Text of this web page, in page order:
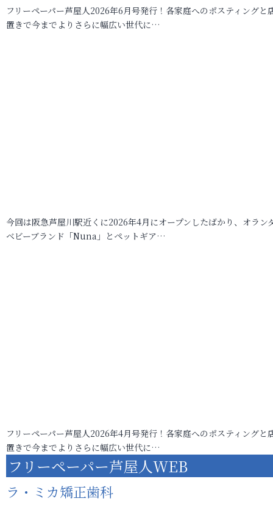
フリーペーパー芦屋人2026年6月号発行！各家庭へのポスティングと
置きで今までよりさらに幅広い世代に…
今回は阪急芦屋川駅近くに2026年4月にオープンしたばかり、オラン
ベビーブランド「Nuna」とペットギア…
フリーペーパー芦屋人2026年4月号発行！各家庭へのポスティングと
置きで今までよりさらに幅広い世代に…
フリーペーパー芦屋人WEB
ラ・ミカ矯正歯科